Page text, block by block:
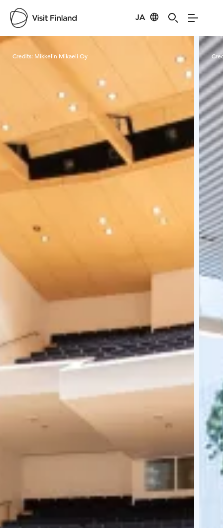
JA
Visit Finland
Credits: Mikkelin Mikaeli Oy